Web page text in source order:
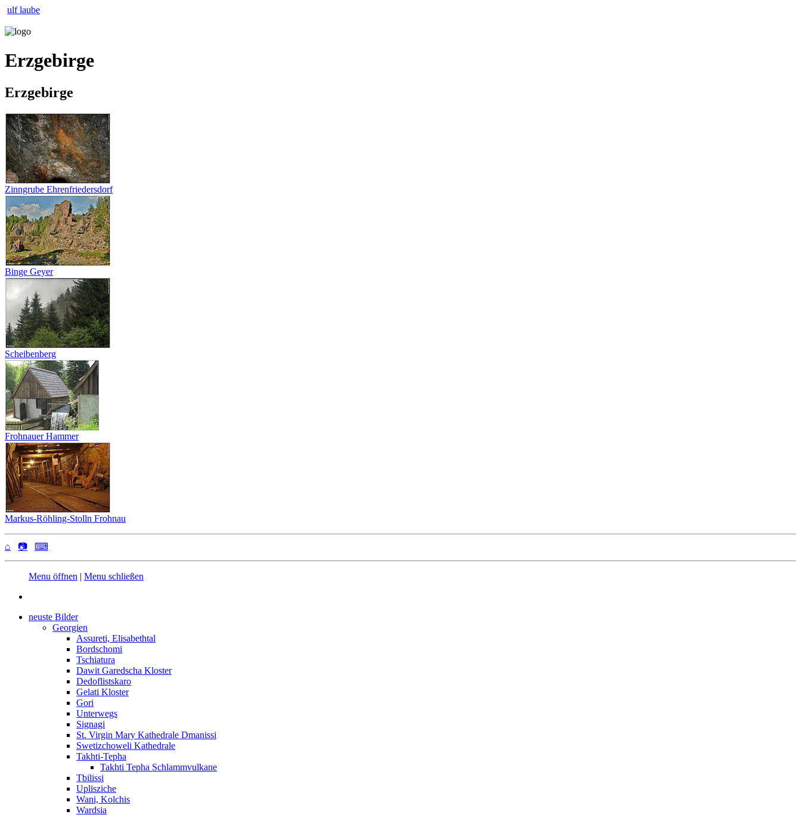
ulf laube
Erzgebirge
Erzgebirge
Zinngrube Ehrenfriedersdorf
Binge Geyer
Scheibenberg
Frohnauer Hammer
Markus-Röhling-Stolln Frohnau
⌂ 📷 ⌨
Menu öffnen | Menu schließen
neuste Bilder
Georgien
Assureti, Elisabethtal
Bordschomi
Tschiatura
Dawit Garedscha Kloster
Dedoflistskaro
Gelati Kloster
Gori
Unterwegs
Signagi
St. Virgin Mary Kathedrale Dmanissi
Swetizchoweli Kathedrale
Takhti-Tepha
Takhti Tepha Schlammvulkane
Tbilissi
Uplisziche
Wani, Kolchis
Wardsia